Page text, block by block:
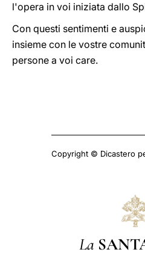
l'opera in voi iniziata dallo
Con questi sentimenti e
insieme con le vostre
persone a voi care.
Copyright © Dicastero
La